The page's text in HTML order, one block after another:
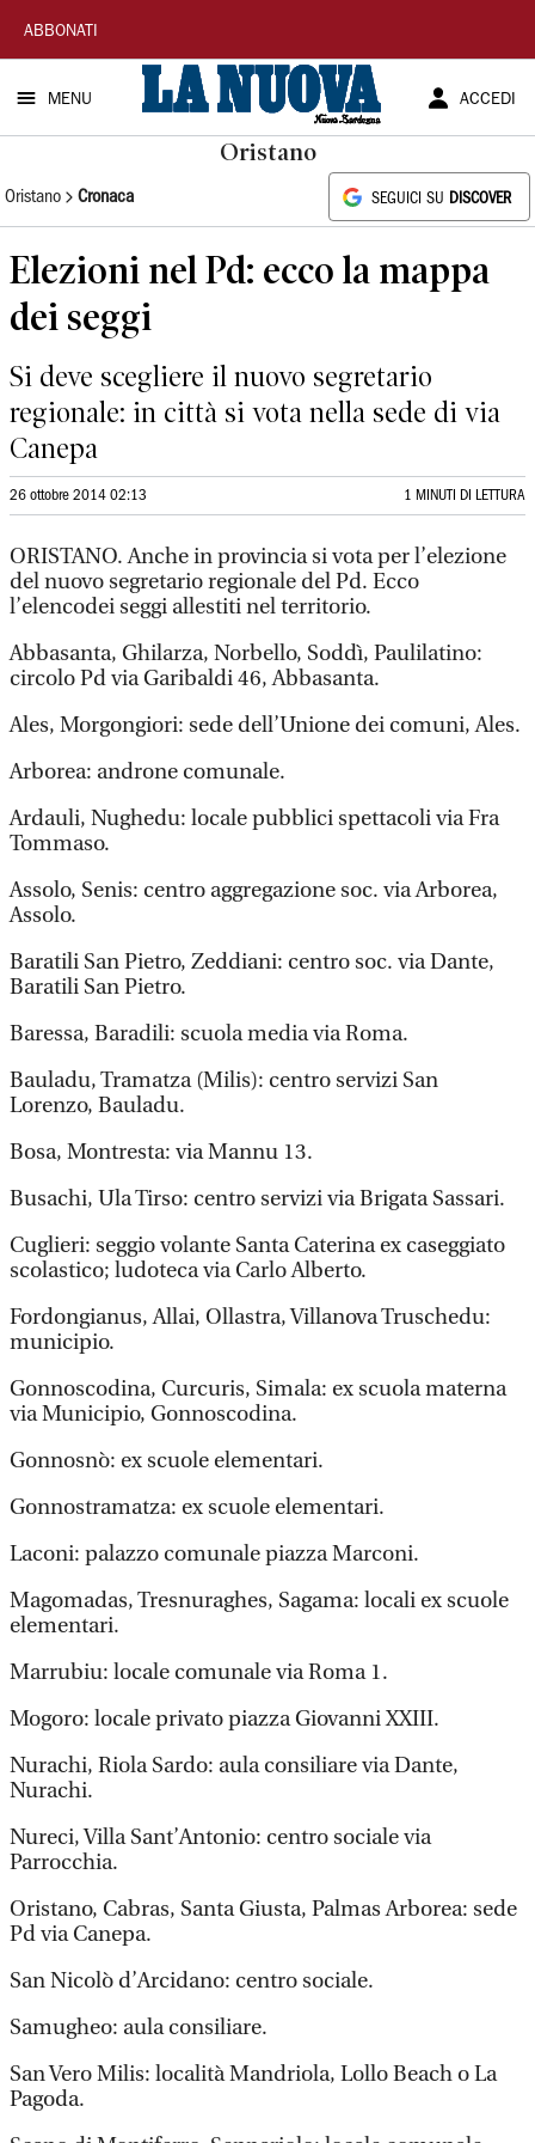
La
Nuova
Sardegna
ABBONATI
MENU ACCEDI
Oristano
Oristano Cronaca SEGUICI SU DISCOVER
Elezioni nel Pd: ecco la mappa
dei seggi
Si deve scegliere il nuovo segretario
regionale: in città si vota nella sede di via
Canepa
26 ottobre 2014 02:13 1 MINUTI DI LETTURA
ORISTANO. Anche in provincia si vota per l’elezione
del nuovo segretario regionale del Pd. Ecco
l’elencodei seggi allestiti nel territorio.
Abbasanta, Ghilarza, Norbello, Soddì, Paulilatino:
circolo Pd via Garibaldi 46, Abbasanta.
Ales, Morgongiori: sede dell’Unione dei comuni, Ales.
Arborea: androne comunale.
Ardauli, Nughedu: locale pubblici spettacoli via Fra
Tommaso.
Assolo, Senis: centro aggregazione soc. via Arborea,
Assolo.
Baratili San Pietro, Zeddiani: centro soc. via Dante,
Baratili San Pietro.
Baressa, Baradili: scuola media via Roma.
Bauladu, Tramatza (Milis): centro servizi San
Lorenzo, Bauladu.
Bosa, Montresta: via Mannu 13.
Busachi, Ula Tirso: centro servizi via Brigata Sassari.
Cuglieri: seggio volante Santa Caterina ex caseggiato
scolastico; ludoteca via Carlo Alberto.
Fordongianus, Allai, Ollastra, Villanova Truschedu:
municipio.
Gonnoscodina, Curcuris, Simala: ex scuola materna
via Municipio, Gonnoscodina.
Gonnosnò: ex scuole elementari.
Gonnostramatza: ex scuole elementari.
Laconi: palazzo comunale piazza Marconi.
Magomadas, Tresnuraghes, Sagama: locali ex scuole
elementari.
Marrubiu: locale comunale via Roma 1.
Mogoro: locale privato piazza Giovanni XXIII.
Nurachi, Riola Sardo: aula consiliare via Dante,
Nurachi.
Nureci, Villa Sant’Antonio: centro sociale via
Parrocchia.
Oristano, Cabras, Santa Giusta, Palmas Arborea: sede
Pd via Canepa.
San Nicolò d’Arcidano: centro sociale.
Samugheo: aula consiliare.
San Vero Milis: località Mandriola, Lollo Beach o La
Pagoda.